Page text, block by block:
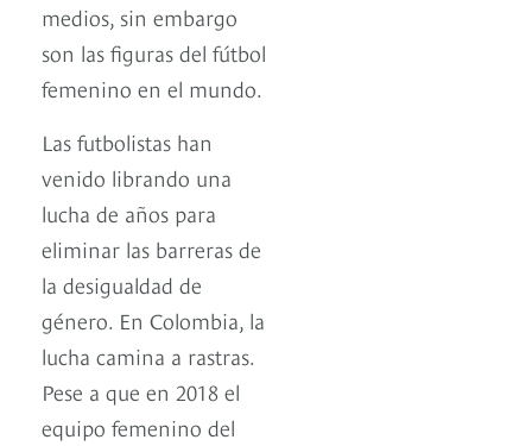
medios, sin embargo
son las figuras del fútbol
femenino en el mundo.
Las futbolistas han
venido librando una
lucha de años para
eliminar las barreras de
la desigualdad de
género. En Colombia, la
lucha camina a rastras.
Pese a que en 2018 el
equipo femenino del